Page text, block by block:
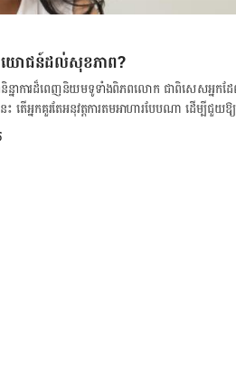
រយោជន៍ដល់សុខភាព?
ា​និន្នា​ការ​ដ៏​ពេញ​និយម​​ទូ​ទាំង​ពិភព​លោក ជា​ពិសេស​អ្នក
អ្នក​គួរ​តែ​អនុវត្ត​ការ​តម​អាហារ​បែប​ណា ដើម្បី​ជួយ​ឱ្យ​
េ ប៉ុន្តែ​ក៏​ផ្តល់​អត្ថប្រយោជន៍​ជាច្រើន​ចំពោះ​សុខភាព​ផង​